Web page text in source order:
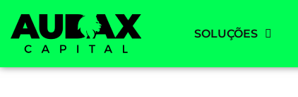
SOLUÇÕES